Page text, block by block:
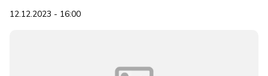
12.12.2023 - 16:00